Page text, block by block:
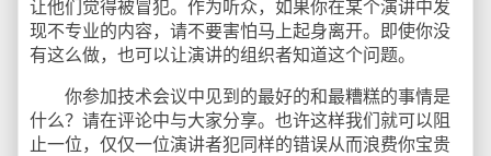
让他们觉得被冒犯。作为听众，如果你在某个演讲中发
现不专业的内容，请不要害怕马上起身离开。即使你没
有这么做，也可以让演讲的组织者知道这个问题。
你参加技术会议中见到的最好的和最糟糕的事情是
什么？请在评论中与大家分享。也许这样我们就可以阻
止一位，仅仅一位演讲者犯同样的错误从而浪费你宝贵